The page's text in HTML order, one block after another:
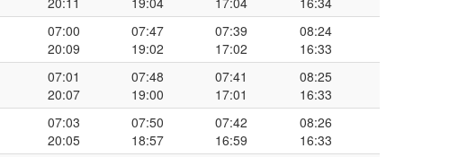
07:00
20:09
07:47
19:02
07:39
17:02
08:24
16:33
07:01
20:07
07:48
19:00
07:41
17:01
08:25
16:33
07:03
20:05
07:50
18:57
07:42
16:59
08:26
16:33